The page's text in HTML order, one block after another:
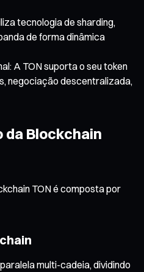
tecnologia de sharding,
de forma dinâmica
A TON suporta o seu token
negociação descentralizada,
da Blockchain
TON é composta por
multi-cadeia, dividindo